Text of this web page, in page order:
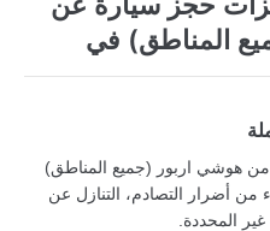
المناطق) في
من هوشي اربور (جميع المناطق)
من أضرار التصادم، التنازل عن
المحددة.